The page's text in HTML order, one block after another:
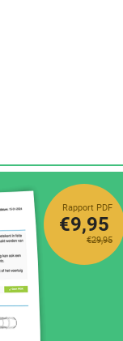
Rapport PDF
€29,95
€9,95